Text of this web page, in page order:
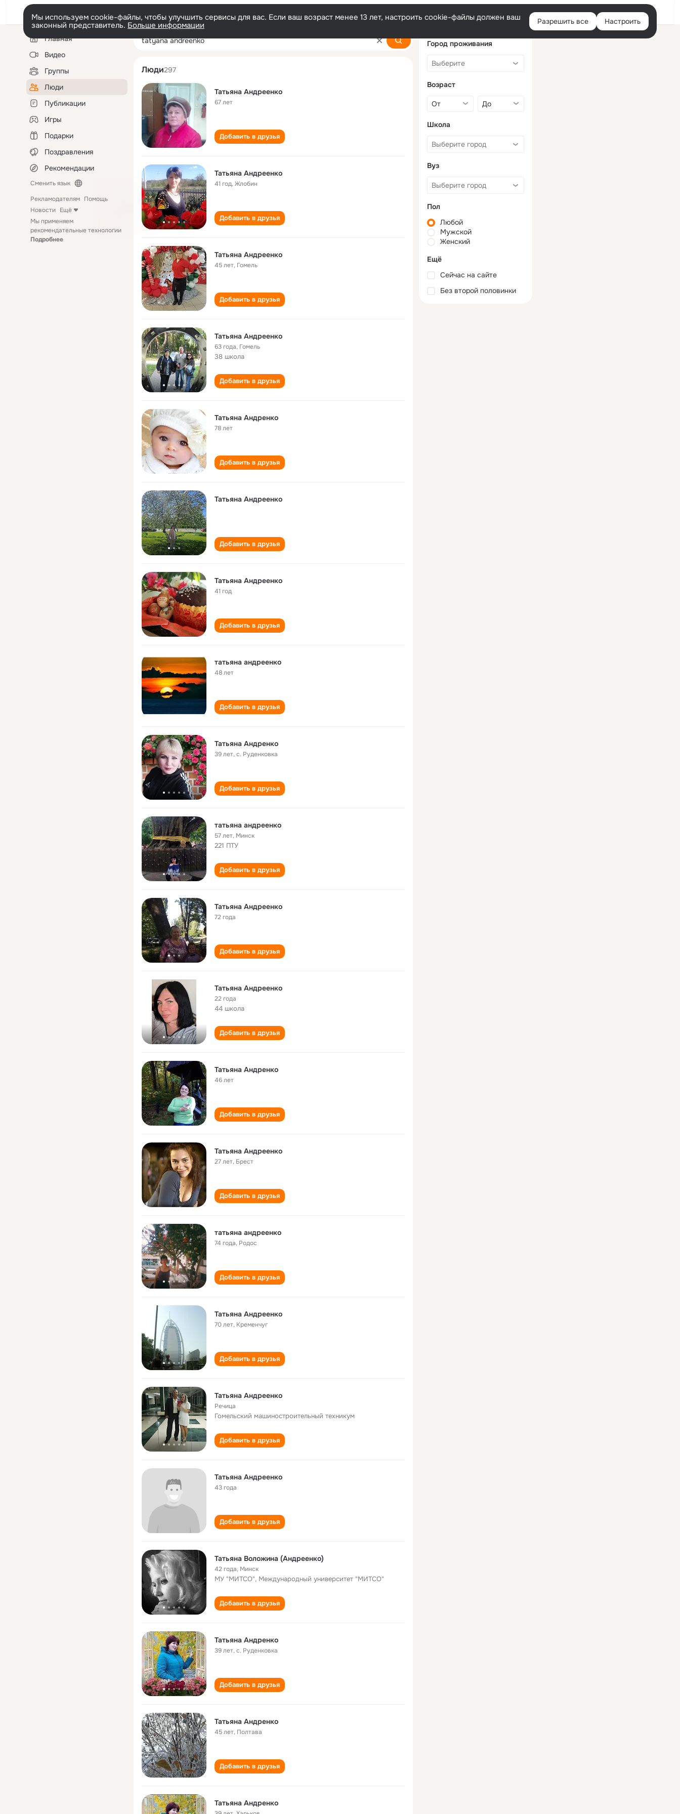
Войти
Мы используем cookie-файлы, чтобы улучшить сервисы для вас. Если ваш возраст менее 13 лет, настроить cookie-файлы должен ваш
законный представитель. Больше информации Разрешить все Настроить
Левая
колонкаГлавная
Видео
Группы
Люди
Публикации
Игры
Подарки
Поздравления
Рекомендации
Сменить язык
Рекламодателям Помощь
Новости Ещё
Мы применяем
рекомендательные технологии
Подробнее
tatyana andreenko
Люди297
Татьяна Андреенко
67 лет
Добавить в друзья
Татьяна Андреенко
41 год,Жлобин
Добавить в друзья
Татьяна Андреенко
45 лет, Гомель
Добавить в друзья
Татьяна Андреенко
63 года, Гомель
38 школа
Добавить в друзья
Татьяна Андренко
78 лет
Добавить в друзья
Татьяна Андреенко
Добавить в друзья
Татьяна Андреенко
41 год
Добавить в друзья
татьяна андреенко
48 лет
Добавить в друзья
Татьяна Андренко
39 лет,c. Руденковка
Добавить в друзья
татьяна андреенко
57 лет, Минск
221 ПТУ
Добавить в друзья
Татьяна Андреенко
72 года
Добавить в друзья
Татьяна Андреенко
22 года
44 школа
Добавить в друзья
Татьяна Андренко
46 лет
Добавить в друзья
Татьяна Андреенко
27 лет, Брест
Добавить в друзья
татьяна андреенко
74 года, Родос
Добавить в друзья
Татьяна Андреенко
70 лет, Кременчуг
Добавить в друзья
Татьяна Андреенко
Речица
Гомельский машиностроительный техникум
Добавить в друзья
Татьяна Андреенко
43 года
Добавить в друзья
Татьяна Воложина (Андреенко)
42 года, Минск
МУ "МИТСО", Международный университет "МИТСО"
Добавить в друзья
Татьяна Андренко
39 лет,c. Руденковка
Добавить в друзья
Татьяна Андренко
45 лет, Полтава
Добавить в друзья
Татьяна Андренко
Город проживания
Возраст
Школа
Вуз
Пол
Любой
Мужской
Женский
Ещё
Сейчас на сайте
Без второй половинки